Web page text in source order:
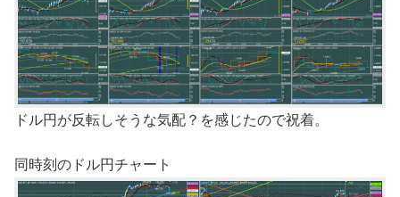
ドル円が反転しそうな気配？を感じたので祝着。
同時刻のドル円チャート